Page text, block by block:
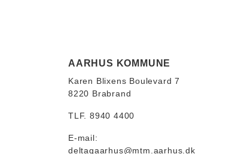
AARHUS KOMMUNE
Karen Blixens Boulevard 7
8220 Brabrand
TLF. 8940 4400
E-mail:
deltagaarhus@mtm.aarhus.dk